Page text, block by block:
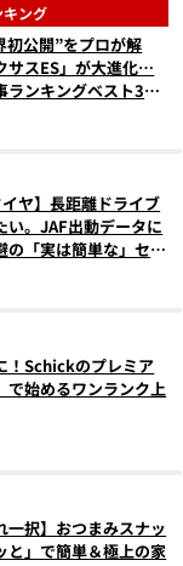
ング
初公開”をプロが解
サスES」が大進化…
ランキングベスト3】
ヤ】長距離ドライブ
い。JAF出動データに
の「実は簡単な」セル
！Schickのプレミア
で始めるワンランク上
一択】おつまみスナッ
と」で簡単＆極上の家